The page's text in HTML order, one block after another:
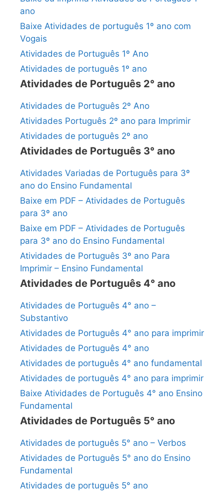
ano
Baixe Atividades de português 1º ano com
Vogais
Atividades de Português 1º Ano
Atividades de português 1º ano
Atividades de Português 2° ano
Atividades de Português 2º Ano
Atividades Português 2º ano para Imprimir
Atividades de português 2º ano
Atividades de Português 3° ano
Atividades Variadas de Português para 3º
ano do Ensino Fundamental
Baixe em PDF – Atividades de Português
para 3º ano
Baixe em PDF – Atividades de Português
para 3º ano do Ensino Fundamental
Atividades de Português 3º ano Para
Imprimir – Ensino Fundamental
Atividades de Português 4° ano
Atividades de Português 4° ano –
Substantivo
Atividades de Português 4° ano para imprimir
Atividades de Português 4° ano
Atividades de português 4° ano fundamental
Atividades de português 4° ano para imprimir
Baixe Atividades de Português 4° ano Ensino
Fundamental
Atividades de Português 5° ano
Atividades de português 5° ano – Verbos
Atividades de Português 5° ano do Ensino
Fundamental
Atividades de português 5° ano